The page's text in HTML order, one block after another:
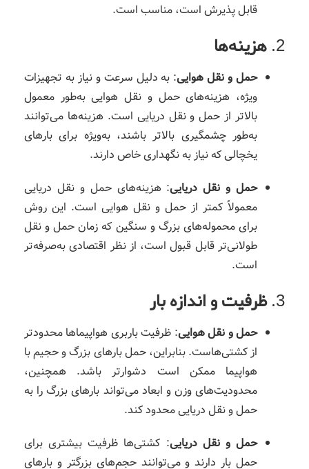
قابل پذیرش است، مناسب است.
2. هزینه‌ها
حمل و نقل هوایی: به دلیل سرعت و نیاز به تجهیزات
ویژه، هزینه‌های حمل و نقل هوایی به‌طور معمول
بالاتر از حمل و نقل دریایی است. هزینه‌ها می‌توانند
به‌طور چشمگیری بالاتر باشند، به‌ویژه برای بارهای
یخچالی که نیاز به نگهداری خاص دارند.
حمل و نقل دریایی: هزینه‌های حمل و نقل دریایی
معمولاً کمتر از حمل و نقل هوایی است. این روش
برای محموله‌های بزرگ و سنگین که زمان حمل و نقل
طولانی‌تر قابل قبول است، از نظر اقتصادی به‌صرفه‌تر
است.
3. ظرفیت و اندازه بار
حمل و نقل هوایی: ظرفیت باربری هواپیماها محدودتر
از کشتی‌هاست. بنابراین، حمل بارهای بزرگ و حجیم با
هواپیما ممکن است دشوارتر باشد. همچنین،
محدودیت‌های وزن و ابعاد می‌تواند بارهای بزرگ را به
حمل و نقل دریایی محدود کند.
حمل و نقل دریایی: کشتی‌ها ظرفیت بیشتری برای
حمل بار دارند و می‌توانند حجم‌های بزرگتر و بارهای